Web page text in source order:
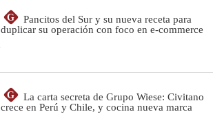
G
Pancitos del Sur y su nueva receta para
duplicar su operación con foco en e-commerce
G
La carta secreta de Grupo Wiese: Civitano
crece en Perú y Chile, y cocina nueva marca